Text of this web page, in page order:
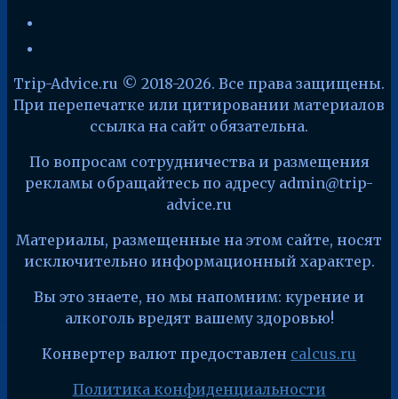
Trip-Advice.ru © 2018-2026. Все права защищены.
При перепечатке или цитировании материалов
ссылка на сайт обязательна.
По вопросам сотрудничества и размещения
рекламы обращайтесь по адресу admin@trip-
advice.ru
Материалы, размещенные на этом сайте, носят
исключительно информационный характер.
Вы это знаете, но мы напомним: курение и
алкоголь вредят вашему здоровью!
Конвертер валют предоставлен calcus.ru
Политика конфиденциальности